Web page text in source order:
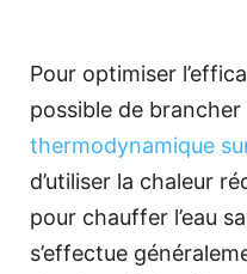
Pour optimiser
possible de brancher
thermodynamique
d’utiliser la chaleur
pour chauffer l’eau
s’effectue